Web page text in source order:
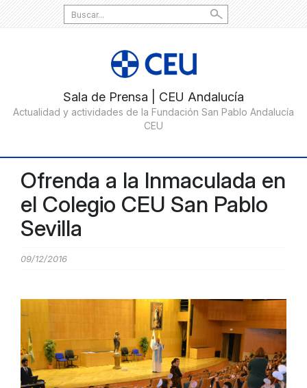
Search
for:
Ofrenda a la Inmaculada en
el Colegio CEU San Pablo
Sevilla
09/12/2016